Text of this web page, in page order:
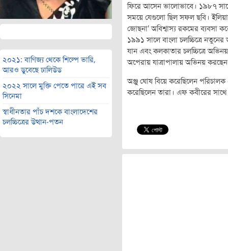
২০২১: বাণিজ্য থেকে শিল্পে ভারি,
আরও ডুবেছে ঢালিউড
২০২২ সালে মুক্তি পেতে পারে এই সব
সিনেমা
স্বাধীনতার পাঁচ দশকে বাংলাদেশের
চলচ্চিত্রের উত্থান-পতন
ফিরে আসেন ভালোভাবে। ১৯৮৭
সময়ে যেগুলো ছিল সফল ছবি।
জোছনা’ অবিশ্বাস্য রকমের ব্যবসা
১৯৯১ সালে বাংলা চলচ্চিত্রে
যান এবং কলকাতার চলচ্চিত্রে
অপেরায় যাত্রাপালায় অভিনয়
অঞ্জু ঘোষ বিয়ে করেছিলেন
করেছিলেন তারা। এফ কবীরের সাথে